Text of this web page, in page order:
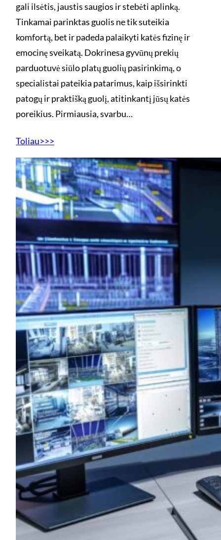
gali ilsėtis, jaustis saugios ir stebėti aplinką.
Tinkamai parinktas guolis ne tik suteikia
komfortą, bet ir padeda palaikyti katės fizinę ir
emocinę sveikatą. Dokrinesa gyvūnų prekių
parduotuvė siūlo platų guolių pasirinkimą, o
specialistai pateikia patarimus, kaip išsirinkti
patogų ir praktišką guolį, atitinkantį jūsų katės
poreikius. Pirmiausia, svarbu…
Toliau>>>